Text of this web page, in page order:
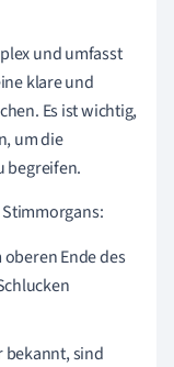
und umfasst
klare und
Es ist wichtig,
um die
begreifen.
Ende des
bekannt, sind